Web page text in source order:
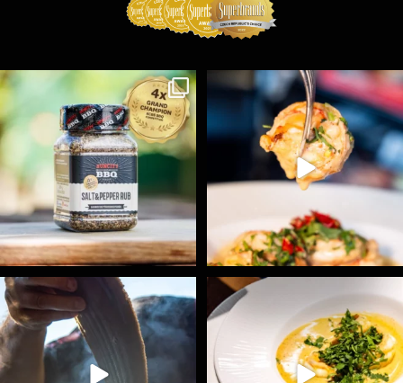
Koření Suncity – autentická BBQ chuť u vás doma!...
1 0
Spoustu podobných triků, které vám usnadní nejenom ...
9 0
Ryba na grilu je opravdu rychlá, a stejně tak Všechny fámozní recepty, které znáte z našich
0